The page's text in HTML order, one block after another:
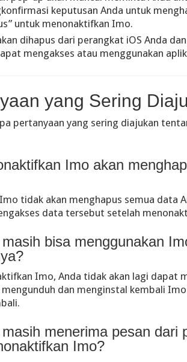
keputusan Anda untuk
untuk menonaktifkan Imo.
dihapus dari perangkat iOS Anda
mengakses atau menggunakan
yang Sering
pertanyaan yang sering diajukan
Imo akan
tidak akan menghapus semua data
data tersebut setelah
bisa menggunakan
Imo, Anda tidak akan lagi dapat
dan menginstal kembali
menerima pesan dari
Imo?